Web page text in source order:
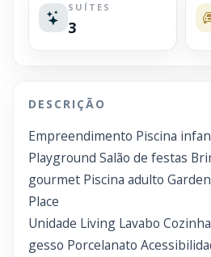
SUÍTES
3
DESCRIÇÃO
Empreendimento Piscina
Playground Salão de festas
gourmet Piscina adulto
Place
Unidade Living Lavabo
gesso Porcelanato